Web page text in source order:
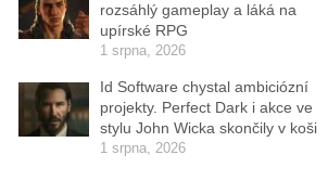
rozsáhlý gameplay a láká na
upírské RPG
1 srpna, 2026
Id Software chystal ambiciózní
projekty. Perfect Dark i akce ve
stylu John Wicka skončily v koši
1 srpna, 2026